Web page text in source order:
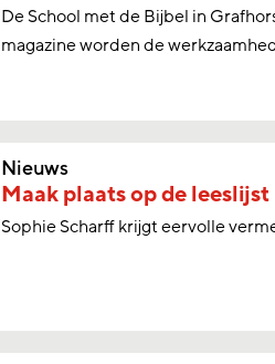
De School met de Bijbel in
magazine worden de
Nieuws
Maak plaats op de leeslijst
Sophie Scharff krijgt eervolle